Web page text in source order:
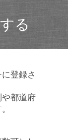
る
登録さ
都道府